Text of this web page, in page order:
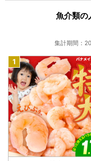
魚介類の
集計期間：